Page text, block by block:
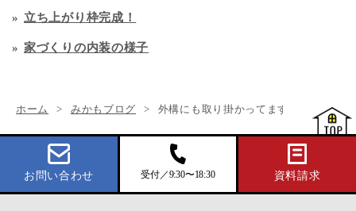
立ち上がり枠完成！
家づくりの内装の様子
ホーム みかもブログ 外構にも取り掛かってます！
お問い合わせ 受付／9:30〜18:30 資料請求